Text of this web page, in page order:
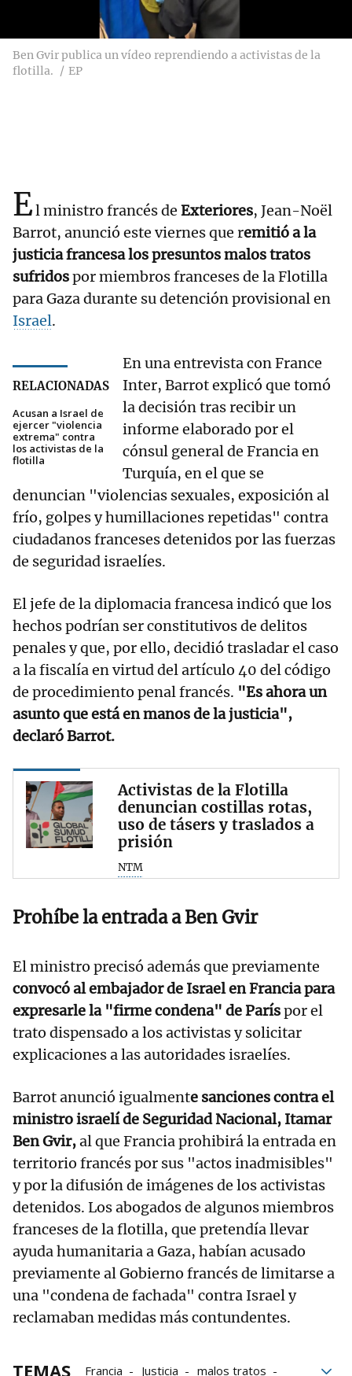
Ben Gvir publica un vídeo reprendiendo a activistas de la
flotilla.
EP
El ministro francés de Exteriores, Jean-Noël
Barrot, anunció este viernes que remitió a la
justicia francesa los presuntos malos tratos
sufridospor miembros franceses de la Flotilla
para Gaza durante su detención provisional en
Israel.
RELACIONADAS
Acusan a Israel de
ejercer "violencia
extrema" contra
los activistas de la
flotilla
En una entrevista con France
Inter, Barrot explicó que tomó
la decisión tras recibir un
informe elaborado por el
cónsul general de Francia en
Turquía, en el que se
denuncian "violencias sexuales, exposición al
frío, golpes y humillaciones repetidas" contra
ciudadanos franceses detenidos por las fuerzas
de seguridad israelíes.
El jefe de la diplomacia francesa indicó que los
hechos podrían ser constitutivos de delitos
penales y que, por ello, decidió trasladar el caso
a la fiscalía en virtud del artículo 40 del código
de procedimiento penal francés. "Es ahora un
asunto que está en manos de la justicia",
declaró Barrot.
Activistas de la Flotilla
denuncian costillas rotas,
uso de tásers y traslados a
prisión
NTM
Prohíbe la entrada a Ben Gvir
El ministro precisó además que previamente
convocó al embajador de Israel en Francia para
expresarle la "firme condena" de Paríspor el
trato dispensado a los activistas y solicitar
explicaciones a las autoridades israelíes.
Barrot anunció igualmente sanciones contra el
ministro israelí de Seguridad Nacional, Itamar
Ben Gvir,al que Francia prohibirá la entrada en
territorio francés por sus "actos inadmisibles"
y por la difusión de imágenes de los activistas
detenidos. Los abogados de algunos miembros
franceses de la flotilla, que pretendía llevar
ayuda humanitaria a Gaza, habían acusado
previamente al Gobierno francés de limitarse a
una "condena de fachada" contra Israel y
reclamaban medidas más contundentes.
TEMAS Francia Justicia malos tratos